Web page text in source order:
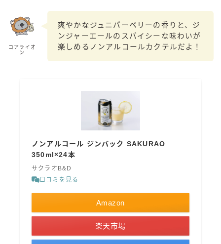
99.99（フォーナイン）
レモン・ザ・リッチ
男梅サワー
WATER SOUR(ウォーターサワ)
焼酎ハイボール
タカラCANチューハイ
宝焼酎のお茶割りシリーズ
寶「丸おろし」
極上フルーツサワー
すみか
コアライオ
ン
爽やかなジュニパーベリーの香りと、ジ
ンジャーエールのスパイシーな味わいが
楽しめるノンアルコールカクテルだよ！
ノンアルコール ジンバック SAKURAO
350ml×24本
サクラオB&D
口コミを見る
Amazon
楽天市場